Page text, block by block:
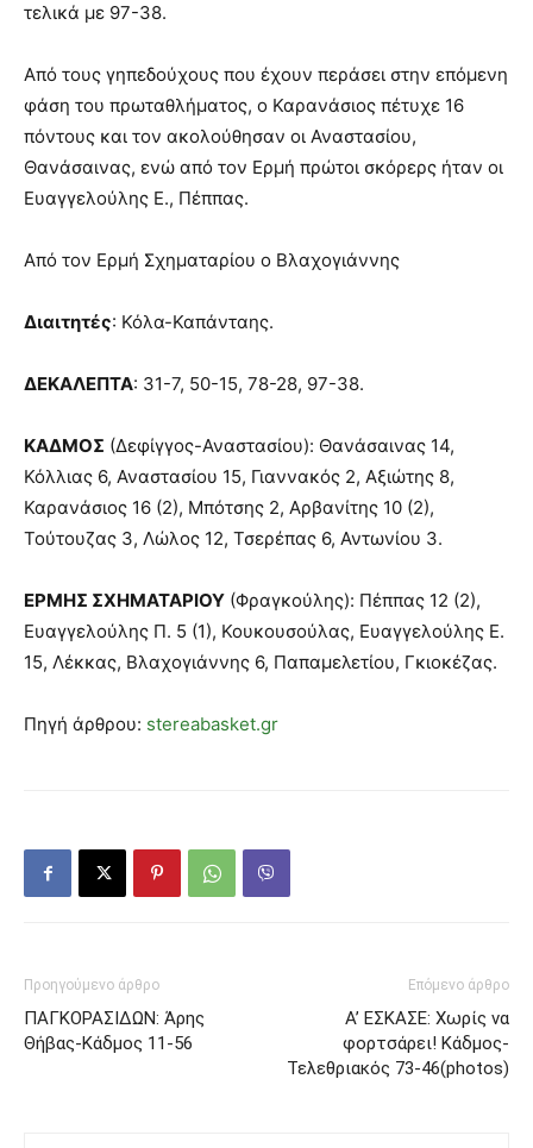
τελικά με 97-38.
Από τους γηπεδούχους που έχουν περάσει στην επόμενη
φάση του πρωταθλήματος, ο Καρανάσιος πέτυχε 16
πόντους και τον ακολούθησαν οι Αναστασίου,
Θανάσαινας, ενώ από τον Ερμή πρώτοι σκόρερς ήταν οι
Ευαγγελούλης Ε., Πέππας.
Από τον Ερμή Σχηματαρίου ο Βλαχογιάννης
Διαιτητές: Κόλα-Καπάνταης.
ΔΕΚΑΛΕΠΤΑ: 31-7, 50-15, 78-28, 97-38.
ΚΑΔΜΟΣ (Δεφίγγος-Αναστασίου): Θανάσαινας 14,
Κόλλιας 6, Αναστασίου 15, Γιαννακός 2, Αξιώτης 8,
Καρανάσιος 16 (2), Μπότσης 2, Αρβανίτης 10 (2),
Τούτουζας 3, Λώλος 12, Τσερέπας 6, Αντωνίου 3.
ΕΡΜΗΣ ΣΧΗΜΑΤΑΡΙΟΥ (Φραγκούλης): Πέππας 12 (2),
Ευαγγελούλης Π. 5 (1), Κουκουσούλας, Ευαγγελούλης Ε.
15, Λέκκας, Βλαχογιάννης 6, Παπαμελετίου, Γκιοκέζας.
Πηγή άρθρου: stereabasket.gr
Προηγούμενο άρθρο
ΠΑΓΚΟΡΑΣΙΔΩΝ: Άρης
Θήβας-Κάδμος 11-56
Επόμενο άρθρο
Α’ ΕΣΚΑΣΕ: Χωρίς να
φορτσάρει! Κάδμος-
Τελεθριακός 73-46(photos)